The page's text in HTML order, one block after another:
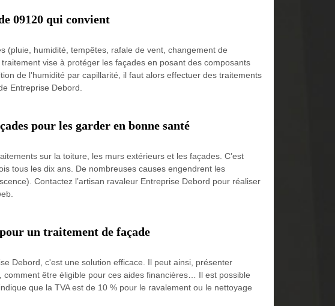
09120 qui convient
(pluie, humidité, tempêtes, rafale de vent, changement de
vise à protéger les façades en posant des composants
de l’humidité par capillarité, il faut alors effectuer des traitements
Entreprise Debord.
pour les garder en bonne santé
sur la toiture, les murs extérieurs et les façades. C’est
tous les dix ans. De nombreuses causes engendrent les
Contactez l’artisan ravaleur Entreprise Debord pour réaliser
un traitement de façade
Debord, c'est une solution efficace. Il peut ainsi, présenter
être éligible pour ces aides financières… Il est possible
que la TVA est de 10 % pour le ravalement ou le nettoyage